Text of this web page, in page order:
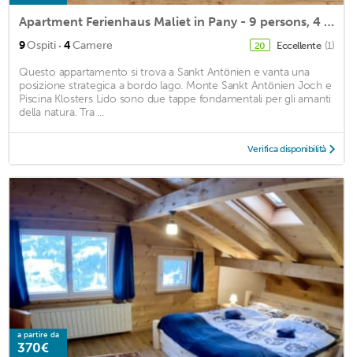
Apartment Ferienhaus Maliet in Pany - 9 persons, 4 bedrooms
9Ospiti · 4Camere 20 Eccellente (1)
Questo appartamento si trova a Sankt Antönien e vanta una
posizione strategica a bordo lago. Monte Sankt Antönien Joch e
Piscina Klosters Lido sono due tappe fondamentali per gli amanti
della natura. Tra ...
Verifica disponibilità
a partire da
370€